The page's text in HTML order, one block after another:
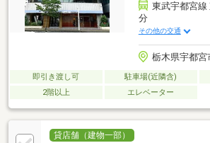
東武宇都宮線
分
その他の交通
栃木県宇都宮
即引き渡し可 駐車場(近隣含)
2階以上
エレベーター
貸店舗（建物一部）